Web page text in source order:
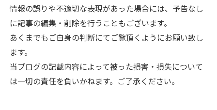
情報の誤りや不適切な表現があった場合には、予告なし
に記事の編集・削除を行うこともございます。
あくまでもご自身の判断にてご覧頂くようにお願い致し
ます。
当ブログの記載内容によって被った損害・損失について
は一切の責任を負いかねます。ご了承ください。